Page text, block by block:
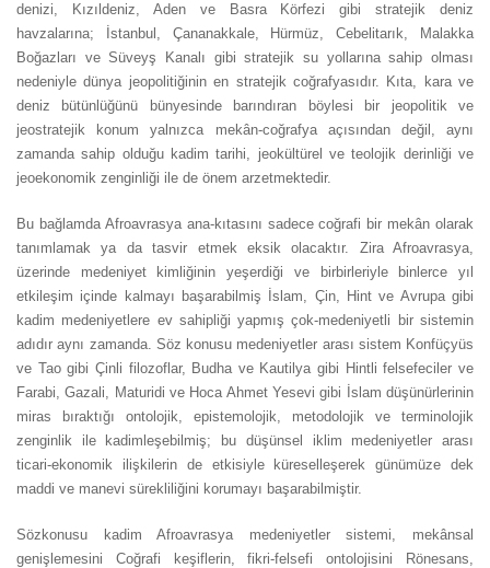
denizi, Kızıldeniz, Aden ve Basra Körfezi gibi stratejik deniz
havzalarına; İstanbul, Çananakkale, Hürmüz, Cebelitarık, Malakka
Boğazları ve Süveyş Kanalı gibi stratejik su yollarına sahip olması
nedeniyle dünya jeopolitiğinin en stratejik coğrafyasıdır. Kıta, kara ve
deniz bütünlüğünü bünyesinde barındıran böylesi bir jeopolitik ve
jeostratejik konum yalnızca mekân-coğrafya açısından değil, aynı
zamanda sahip olduğu kadim tarihi, jeokültürel ve teolojik derinliği ve
jeoekonomik zenginliği ile de önem arzetmektedir.
Bu bağlamda Afroavrasya ana-kıtasını sadece coğrafi bir mekân olarak
tanımlamak ya da tasvir etmek eksik olacaktır. Zira Afroavrasya,
üzerinde medeniyet kimliğinin yeşerdiği ve birbirleriyle binlerce yıl
etkileşim içinde kalmayı başarabilmiş İslam, Çin, Hint ve Avrupa gibi
kadim medeniyetlere ev sahipliği yapmış çok-medeniyetli bir sistemin
adıdır aynı zamanda. Söz konusu medeniyetler arası sistem Konfüçyüs
ve Tao gibi Çinli filozoflar, Budha ve Kautilya gibi Hintli felsefeciler ve
Farabi, Gazali, Maturidi ve Hoca Ahmet Yesevi gibi İslam düşünürlerinin
miras bıraktığı ontolojik, epistemolojik, metodolojik ve terminolojik
zenginlik ile kadimleşebilmiş; bu düşünsel iklim medeniyetler arası
ticari-ekonomik ilişkilerin de etkisiyle küreselleşerek günümüze dek
maddi ve manevi sürekliliğini korumayı başarabilmiştir.
Sözkonusu kadim Afroavrasya medeniyetler sistemi, mekânsal
genişlemesini Coğrafi keşiflerin, fikri-felsefi ontolojisini Rönesans,